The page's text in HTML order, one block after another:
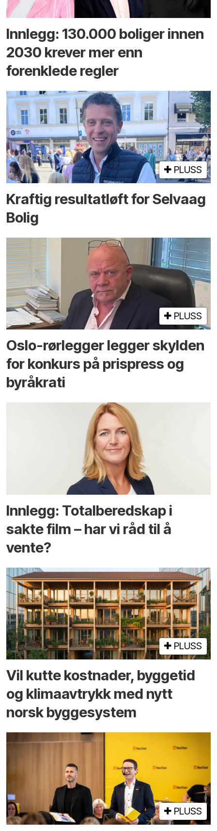
Innlegg: 130.000 boliger innen
2030 krever mer enn
forenklede regler
PLUSS
Kraftig resultatløft for Selvaag
Bolig
PLUSS
Oslo-rørlegger legger skylden
for konkurs på prispress og
byråkrati
Innlegg: Totalberedskap i
sakte film – har vi råd til å
vente?
PLUSS
Vil kutte kostnader, byggetid
og klima­avtrykk med nytt
norsk bygge­system
PLUSS